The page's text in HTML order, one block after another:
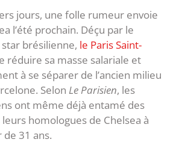
jours, une folle rumeur envoie
l’été prochain. Déçu par le
brésilienne, le Paris Saint-
réduire sa masse salariale et
à se séparer de l’ancien milieu
Selon Le Parisien, les
ont même déjà entamé des
homologues de Chelsea à
31 ans.